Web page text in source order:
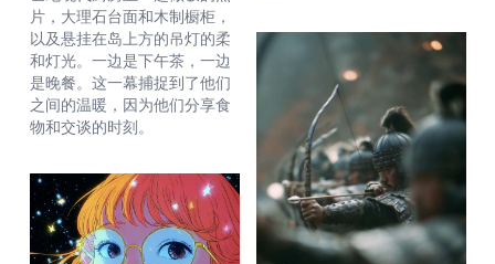
片，大理石台面和木制橱柜，
以及悬挂在岛上方的吊灯的柔
和灯光。一边是下午茶，一边
是晚餐。这一幕捕捉到了他们
之间的温暖，因为他们分享食
物和交谈的时刻。